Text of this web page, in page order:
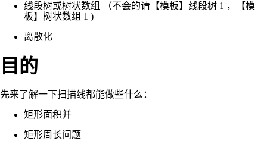
线段树或树状数组 （不会的请【模板】线段树 1 ，【模
板】树状数组 1 )
离散化
目的
先来了解一下扫描线都能做些什么：
矩形面积并
矩形周长问题